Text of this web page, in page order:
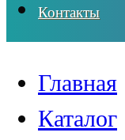
Контакты
Главная
Каталог